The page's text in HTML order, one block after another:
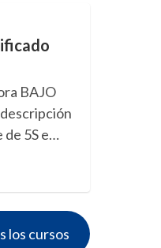
BAJO
5S e
Ordenar,
0.1 CEU.
los cursos